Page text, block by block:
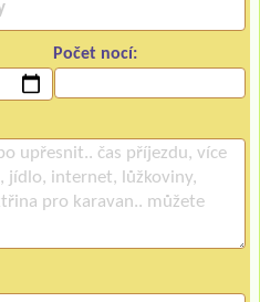
Počet nocí: